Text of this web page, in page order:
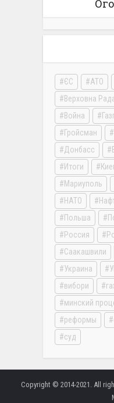
ЄС АТО
Верховна
Война
Гройсман
Донбасс
Итоги
Мариуполь
НАТО
Польша
Россия
Саакашвили
Украина
вибори
минский
реформы
суд
Copyright © 2014-2021. All